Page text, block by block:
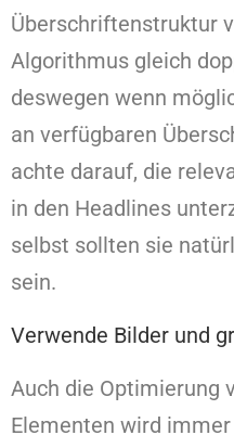
Überschriftenstruktur
Algorithmus gleich
deswegen wenn
an verfügbaren
achte darauf, die
in den Headlines
selbst sollten sie
sein.
Verwende Bilder und
Auch die Optimierung
Elementen wird